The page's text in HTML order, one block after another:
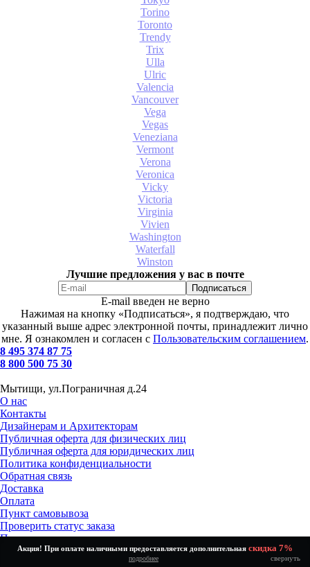
Акция! При оплате наличными предоставляется дополнительная скидка 7%
подробнее свернуть
Torino
Toronto
Trendy
Trix
Ulla
Ulric
Valencia
Vancouver
Vega
Vegas
Veneziana
Vermont
Verona
Veronica
Vicky
Victoria
Virginia
Vivien
Washington
Waterfall
Winston
Лучшие предложения у вас в почте
E-mail введен не верно
Нажимая на кнопку «Подписаться», я подтверждаю, что
указанный выше адрес электронной почты, принадлежит лично
мне. Я ознакомлен и согласен с Пользовательским соглашением.
8 495 374 87 75
8 800 500 75 30
Мытищи, ул.Пограничная д.24
О нас
Контакты
Дизайнерам и Архитекторам
Публичная оферта для физических лиц
Публичная оферта для юридических лиц
Политика конфиденциальности
Обратная связь
Доставка
Оплата
Пункт самовывоза
Проверить статус заказа
Получение и возврат товара
Установка и подключение